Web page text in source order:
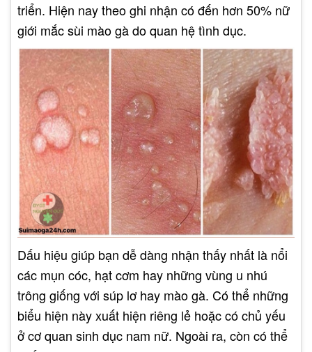
triển. Hiện nay theo ghi nhận có đến hơn 50% nữ
giới mắc sùi mào gà do quan hệ tình dục.
Dấu hiệu giúp bạn dễ dàng nhận thấy nhất là nổi
các mụn cóc, hạt cơm hay những vùng u nhú
trông giống với súp lơ hay mào gà. Có thể những
biểu hiện này xuất hiện riêng lẻ hoặc có chủ yếu
ở cơ quan sinh dục nam nữ. Ngoài ra, còn có thể